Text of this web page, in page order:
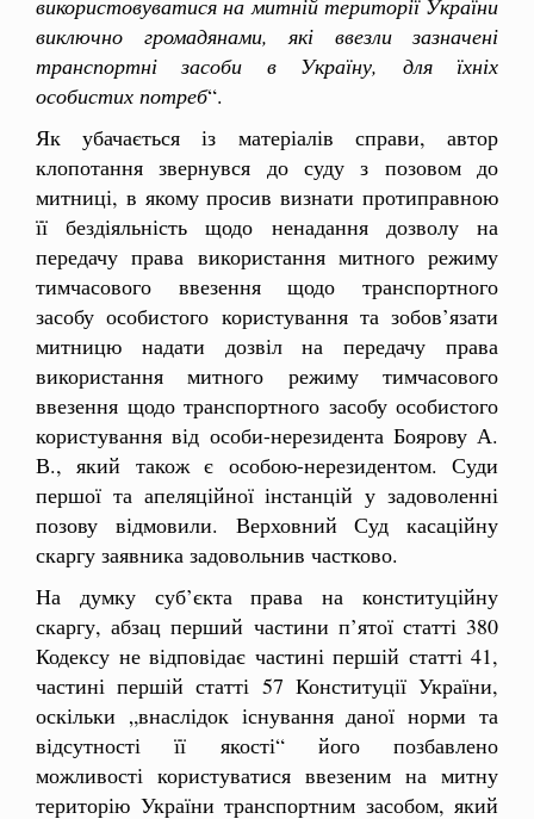
виключно громадянами, які ввезли зазначені
транспортні засоби в Україну, для їхніх
особистих потреб“.
Як убачається із матеріалів справи, автор
клопотання звернувся до суду з позовом до
митниці, в якому просив визнати протиправною
її бездіяльність щодо ненадання дозволу на
передачу права використання митного режиму
тимчасового ввезення щодо транспортного
засобу особистого користування та зобов’язати
митницю надати дозвіл на передачу права
використання митного режиму тимчасового
ввезення щодо транспортного засобу особистого
користування від особи-нерезидента Боярову А.
В., який також є особою-нерезидентом. Суди
першої та апеляційної інстанцій у задоволенні
позову відмовили. Верховний Суд касаційну
скаргу заявника задовольнив частково.
На думку суб’єкта права на конституційну
скаргу, абзац перший частини п’ятої статті 380
Кодексу не відповідає частині першій статті 41,
частині першій статті 57 Конституції України,
оскільки „внаслідок існування даної норми та
відсутності її якості“ його позбавлено
можливості користуватися ввезеним на митну
територію України транспортним засобом, який